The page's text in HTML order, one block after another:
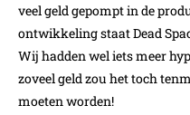
veel geld gepompt in de
ontwikkeling staat Dead
Wij hadden wel iets meer
zoveel geld zou het toch
moeten worden!